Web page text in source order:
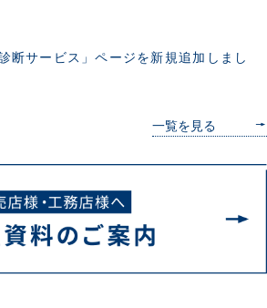
断サービス」ページを新規追加しまし
最
情
ュ
ー
一覧を見る